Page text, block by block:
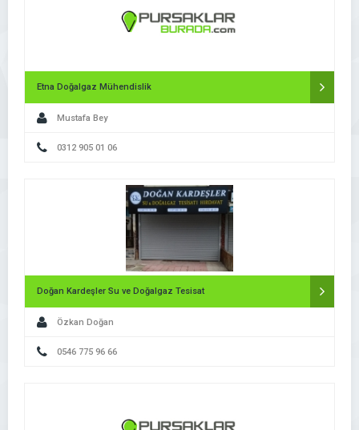
Etna Doğalgaz Mühendislik
Mustafa Bey
0312 905 01 06
Doğan Kardeşler Su ve Doğalgaz Tesisat
Özkan Doğan
0546 775 96 66